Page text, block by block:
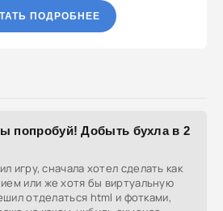
ПОДРОБНЕЕ
попробуй! Добыть бухла в 2
игру, сначала хотел сделать как
или же хотя бы виртуальную
отделаться html и фотками,